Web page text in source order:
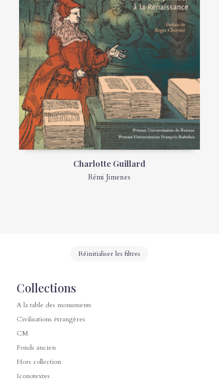
Charlotte Guillard
Rémi Jimenes
Réinitialiser les filtres
Collections
A la table des monuments
Civilisations étrangères
CM
Fonds ancien
Hors collection
Iconotextes